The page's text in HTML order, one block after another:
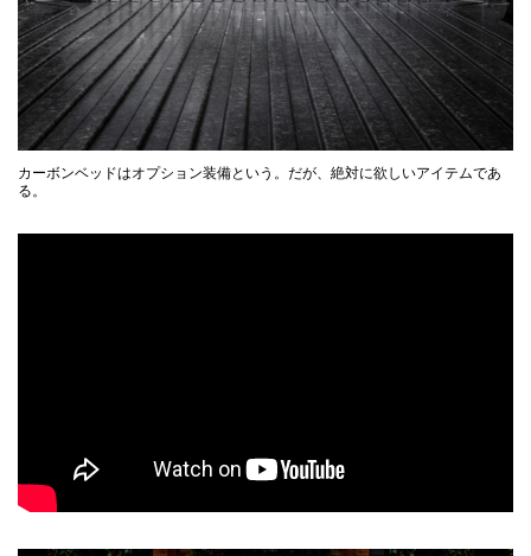
カーボンベッドはオプション装備という。だが、絶対に欲しいアイテムであ
る。